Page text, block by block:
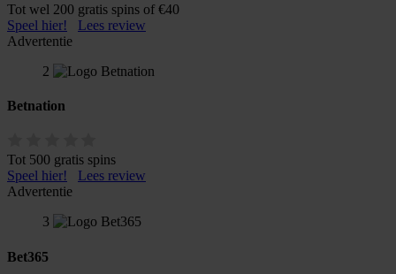
Tot wel 200 gratis spins of €40
Speel hier!
Lees review
Advertentie
2
Betnation
Tot 500 gratis spins
Speel hier!
Lees review
Advertentie
3
Bet365